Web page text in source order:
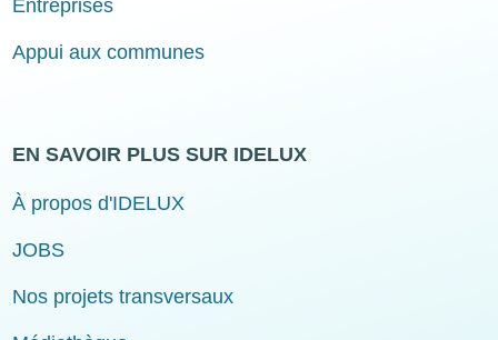
Entreprises
Appui aux communes
EN SAVOIR PLUS SUR IDELUX
À propos d'IDELUX
JOBS
Nos projets transversaux